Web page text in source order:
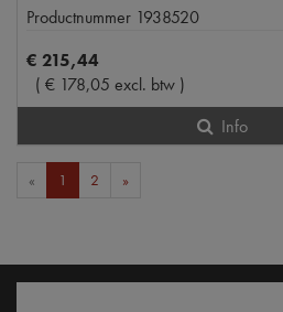
Productnummer 1938520
€ 215,44
( € 178,05 excl. btw )
Info
« 1 2 »